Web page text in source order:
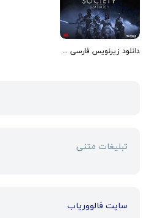
دانلود زیرنویس فارسی فیلم York Witches Society 2022
تبلیغات متنی
سایت فالووریاب